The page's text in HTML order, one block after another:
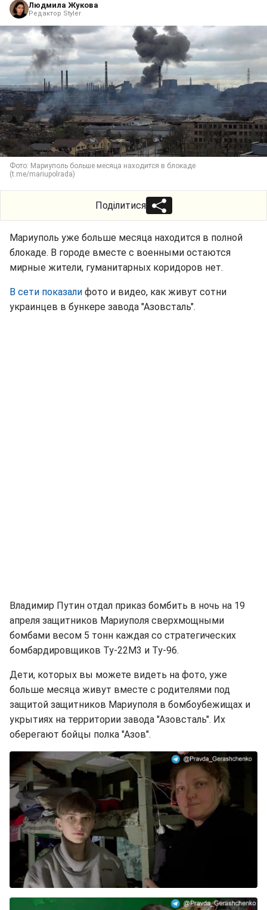
Людмила Жукова
Редактор Styler
Фото: Мариуполь больше месяца находится в блокаде
(t.me/mariupolrada)
Поділитися
Мариуполь уже больше месяца находится в полной
блокаде. В городе вместе с военными остаются
мирные жители, гуманитарных коридоров нет.
В сети показали фото и видео, как живут сотни
украинцев в бункере завода "Азовсталь".
Владимир Путин отдал приказ бомбить в ночь на 19
апреля защитников Мариуполя сверхмощными
бомбами весом 5 тонн каждая со стратегических
бомбардировщиков Ту-22М3 и Ту-96.
Дети, которых вы можете видеть на фото, уже
больше месяца живут вместе с родителями под
защитой защитников Мариуполя в бомбоубежищах и
укрытиях на территории завода "Азовсталь". Их
оберегают бойцы полка "Азов".